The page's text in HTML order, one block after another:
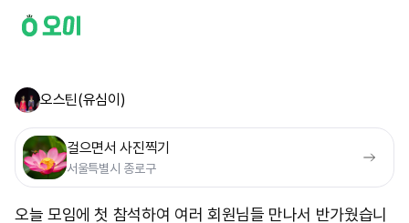
오스틴(유심이)
걸으면서 사진찍기
서울특별시 종로구
오늘 모임에 첫 참석하여 여러 회원님들 만나서 반가웠습니